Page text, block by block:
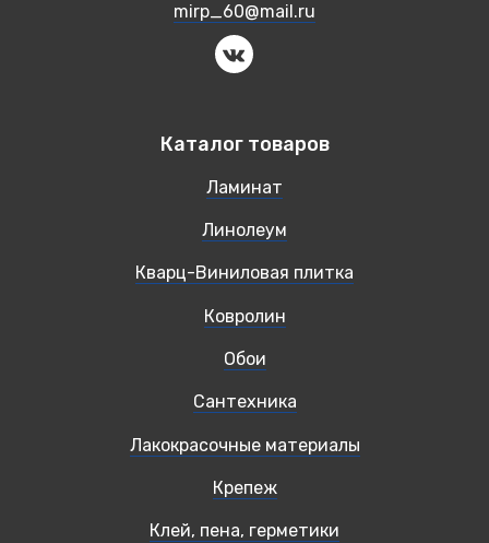
mirp_60@mail.ru
Каталог товаров
Ламинат
Линолеум
Кварц-Виниловая плитка
Ковролин
Обои
Сантехника
Лакокрасочные материалы
Крепеж
Клей, пена, герметики